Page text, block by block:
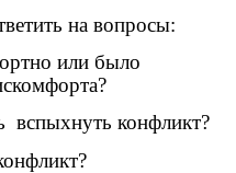
на вопросы:
или было
конфликт?